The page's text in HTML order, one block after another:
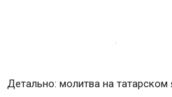
Детально: молитва на